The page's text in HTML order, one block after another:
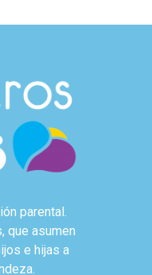
parental.
que asumen
e hijas a